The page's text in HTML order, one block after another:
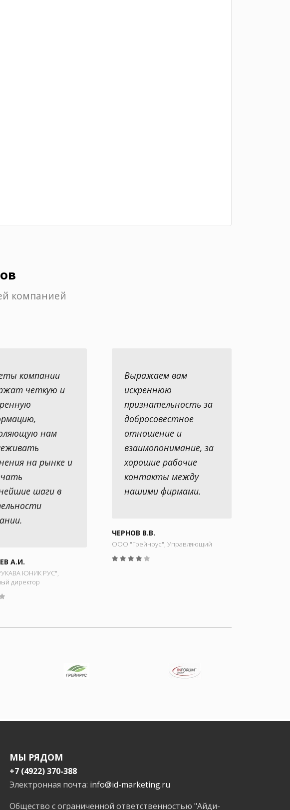
компанией
компании
четкую и
нам
на рынке и
шаги в
А.И.
ЮНИК РУС",
директор
Выражаем вам
искреннюю
признательность за
добросовестное
отношение и
взаимопонимание, за
хорошие рабочие
контакты между
нашими фирмами.
ЧЕРНОВ В.В.
ООО "Грейнрус", Управляющий
МЫ РЯДОМ
+7 (4922) 370-388
Электронная почта: info@id-marketing.ru
Общество с ограниченной ответственностью "Айди-